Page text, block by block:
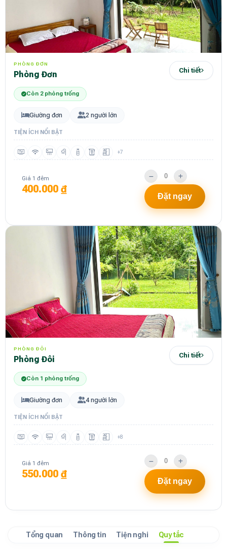
PHÒNG ĐƠN
Phòng Đơn Chi tiết
Còn 2 phòng trống
Giường đơn 2 người lớn
TIỆN ÍCH NỔI BẬT
+7
Giá 1 đêm
400.000 ₫
Đặt ngay
PHÒNG ĐÔI
Phòng Đôi Chi tiết
Còn 1 phòng trống
Giường đơn 4 người lớn
TIỆN ÍCH NỔI BẬT
+8
Giá 1 đêm
550.000 ₫
Đặt ngay
Tổng quan Thông tin Tiện nghi Quy tắc